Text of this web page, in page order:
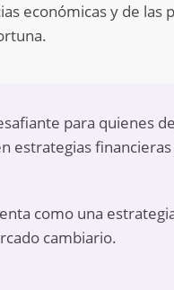
económicas y de las
para quienes
estrategias financieras
como una
cambiario.